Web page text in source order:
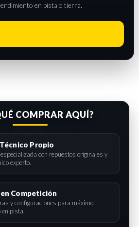
en pista o tierra.
COMPRAR AQUÍ?
Propio
con repuestos originales y
experto.
Competición
y configuraciones para máximo
en pista.